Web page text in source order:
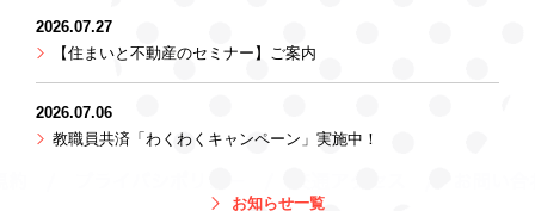
2026.07.27
【住まいと不動産のセミナー】ご案内
2026.07.06
教職員共済「わくわくキャンペーン」実施中！
お知らせ一覧